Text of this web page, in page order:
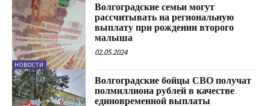
НОВОСТИ
Волгоградские семьи могут
рассчитывать на региональную
выплату при рождении второго
малыша
02.05.2024
Волгоградские бойцы СВО получат
полмиллиона рублей в качестве
единовременной выплаты